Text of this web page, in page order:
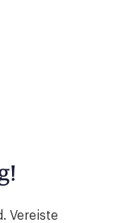
Vereiste